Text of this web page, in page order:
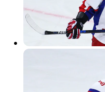
Интервью и аналитика